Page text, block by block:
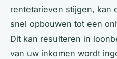
rentetarieven stijgen, kan
snel opbouwen tot een
Dit kan resulteren in
van uw inkomen wordt